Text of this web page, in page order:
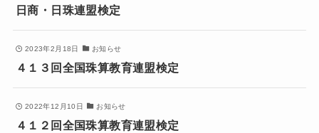
日商・日珠連盟検定
2023年2月18日 お知らせ
４１３回全国珠算教育連盟検定
2022年12月10日 お知らせ
４１２回全国珠算教育連盟検定